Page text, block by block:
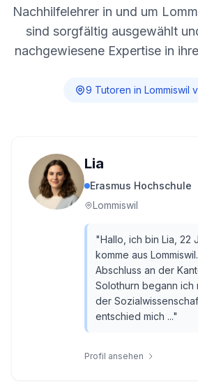
Nachhilfelehrer in und um
sind sorgfältig ausgewählt
nachgewiesene Expertise in
9 Tutoren in Lommiswil
Lia
Erasmus Hochschule
Lommiswil
"Hallo, ich bin Lia, 22
komme aus
Abschluss an der
Solothurn begann ich
der
entschied mich ..."
Profil ansehen